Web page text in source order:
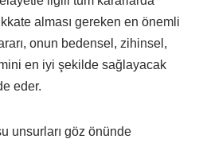
alması gereken en önemli
onun bedensel, zihinsel,
en iyi şekilde sağlayacak
eder.
unsurları göz önünde